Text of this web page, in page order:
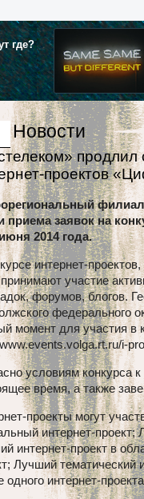
где?
Новости
продлил
проектов
приема заявок на
2014 года.
интернет-
принимают участие
форумов, блогов.
федерального
момент для участия в
i-
условиям конкурса
время, а также
проекты могут
интернет-проект;
интернет-проект в
Лучший тематический
одного интернет-